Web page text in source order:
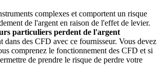
complexes et comportent un risque
de l'argent en raison de l'effet de levier.
particuliers perdent de l'argent
dans des CFD avec ce fournisseur. Vous devez
comprenez le fonctionnement des CFD et si
de prendre le risque de perdre votre